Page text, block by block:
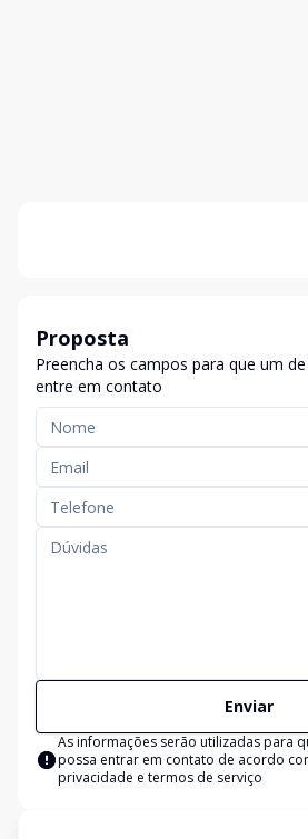
Proposta
Preencha os campos para que um
entre em contato
Enviar
As informações serão utilizadas para
possa entrar em contato de acordo
privacidade e termos de serviço